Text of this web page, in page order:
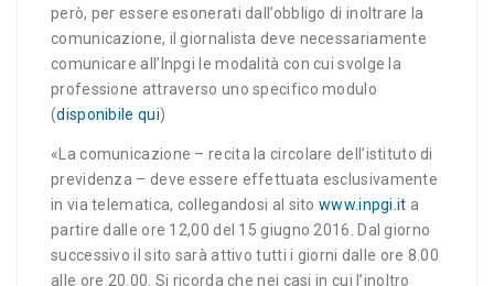
però, per essere esonerati dall’obbligo di inoltrare la
comunicazione, il giornalista deve necessariamente
comunicare all’Inpgi le modalità con cui svolge la
professione attraverso uno specifico modulo
(disponibile qui)
«La comunicazione – recita la circolare dell’istituto di
previdenza – deve essere effettuata esclusivamente
in via telematica, collegandosi al sitowww.inpgi.it a
partire dalle ore 12,00 del 15 giugno 2016. Dal giorno
successivo il sito sarà attivo tutti i giorni dalle ore 8.00
alle ore 20.00. Si ricorda che nei casi in cui l’inoltro